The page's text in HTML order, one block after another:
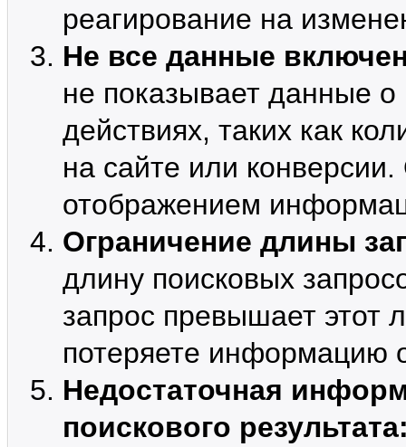
реагирование на
Не все данные
не показывает данные о
действиях, таких как
на сайте или
отображением
Ограничение длины
длину поисковых
запрос превышает этот
потеряете информацию
Недостаточная
поискового